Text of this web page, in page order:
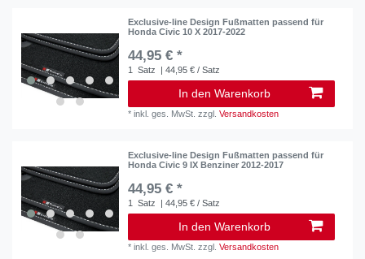
Exclusive-line Design Fußmatten passend für
Honda Civic 10 X 2017-2022
44,95 € *
1 Satz | 44,95 € / Satz
In den Warenkorb
*inkl. ges. MwSt. zzgl.Versandkosten
Exclusive-line Design Fußmatten passend für
Honda Civic 9 IX Benziner 2012-2017
44,95 € *
1 Satz | 44,95 € / Satz
In den Warenkorb
*inkl. ges. MwSt. zzgl.Versandkosten